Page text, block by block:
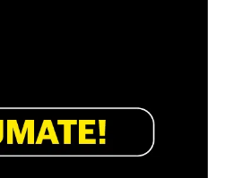
frase de la madre de la joven
a aquel año: cuando